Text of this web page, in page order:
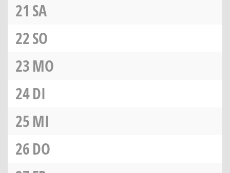
21 SA
22SO
23MO
24DI
25MI
26DO